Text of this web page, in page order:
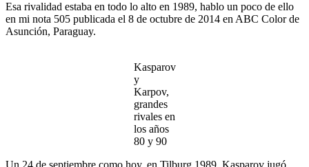
Esa rivalidad estaba en todo lo alto en 1989, hablo un poco de ello
en mi nota 505 publicada el 8 de octubre de 2014 en ABC Color de
Asunción, Paraguay.
Kasparov
y
Karpov,
grandes
rivales en
los años
80 y 90